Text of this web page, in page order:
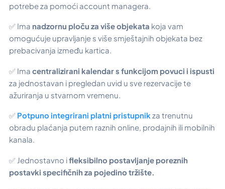
potrebe za pomoći account managera.
✅ Ima nadzornu ploču za više objekata koja vam
omogućuje upravljanje s više smještajnih objekata bez
prebacivanja između kartica.
✅ Ima centralizirani kalendar s funkcijom povuci i ispusti
za jednostavan i pregledan uvid u sve rezervacije te
ažuriranja u stvarnom vremenu.
✅ Potpuno integrirani platni pristupnik za trenutnu
obradu plaćanja putem raznih online, prodajnih ili mobilnih
kanala.
✅ Jednostavno ifleksibilno postavljanje poreznih
postavki specifičnih za pojedino tržište.